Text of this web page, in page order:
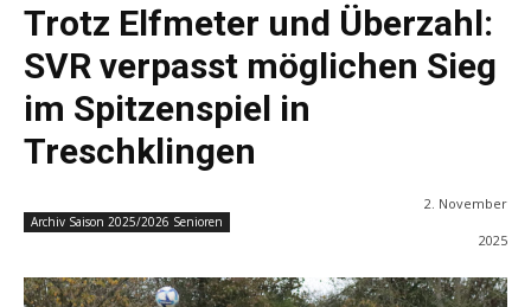
Trotz Elfmeter und Überzahl:
SVR verpasst möglichen Sieg
im Spitzenspiel in
Treschklingen
Archiv Saison 2025/2026 Senioren
2. November
2025